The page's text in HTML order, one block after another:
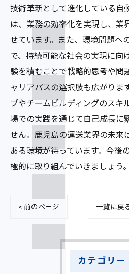
技術革新として進化している自
は、業務の効率化を実現し、業
せています。また、環境問題へ
で、持続可能な社会の実現に向
験を積むことで戦略的思考や問
ャリアパスの選択肢も広がりま
プやチームビルディングのスキ
場での実践を通じて自己成長に
せん。鹿児島の運送業界の未来
ある環境が待っています。今後
極的に取り組んでいきましょう。
< 前のページ 一覧に戻
カテゴリー